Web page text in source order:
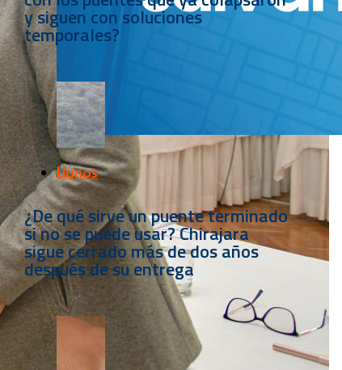
y siguen con soluciones
temporales?
Llanos
¿De qué sirve un puente terminado
si no se puede usar? Chirajara
sigue cerrado más de dos años
después de su entrega